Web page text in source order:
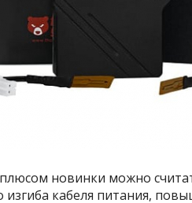
новинки можно
изгиба кабеля питания,